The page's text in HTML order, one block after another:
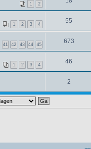
1 2
1 2 3 4 55
41 42 43 44 45 673
1 2 3 4 46
2